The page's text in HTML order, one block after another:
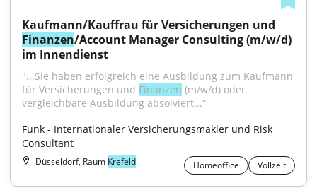
Finanzen/Account Manager Consulting (m/w/d)
im Innendienst
"...Sie haben erfolgreich eine Ausbildung zum Kaufmann
für Versicherungen und Finanzen (m/w/d) oder
vergleichbare Ausbildung absolviert..."
Funk - Internationaler Versicherungsmakler und Risk
Consultant
Düsseldorf, Raum Krefeld Homeoffice Vollzeit